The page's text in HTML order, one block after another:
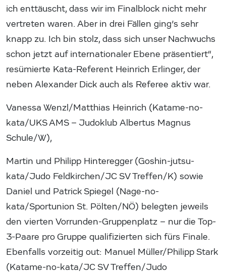
ich enttäuscht, dass wir im Finalblock nicht mehr
vertreten waren. Aber in drei Fällen ging’s sehr
knapp zu. Ich bin stolz, dass sich unser Nachwuchs
schon jetzt auf internationaler Ebene präsentiert“,
resümierte Kata-Referent Heinrich Erlinger, der
neben Alexander Dick auch als Referee aktiv war.
Vanessa Wenzl/Matthias Heinrich (Katame-no-
kata/UKS AMS – Judoklub Albertus Magnus
Schule/W),
Martin und Philipp Hinteregger (Goshin-jutsu-
kata/Judo Feldkirchen/JC SV Treffen/K) sowie
Daniel und Patrick Spiegel (Nage-no-
kata/Sportunion St. Pölten/NÖ) belegten jeweils
den vierten Vorrunden-Gruppenplatz – nur die Top-
3-Paare pro Gruppe qualifizierten sich fürs Finale.
Ebenfalls vorzeitig out: Manuel Müller/Philipp Stark
(Katame-no-kata/JC SV Treffen/Judo